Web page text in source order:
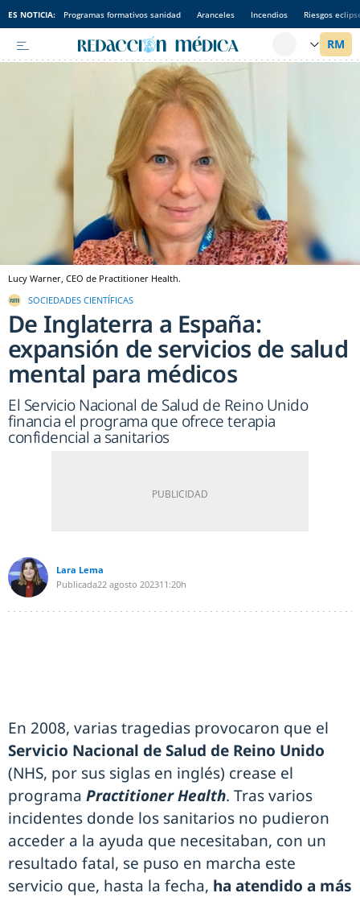
ES NOTICIA: Programas formativos sanidad Aranceles Incendios Riesgos
Lucy Warner, CEO de Practitioner Health.
SOCIEDADES CIENTÍFICAS
De Inglaterra a España:
expansión de servicios de salud
mental para médicos
El Servicio Nacional de Salud de Reino Unido
financia el programa que ofrece terapia
confidencial a sanitarios
Lara Lema
Publicada22 agosto 202311:20h
En 2008, varias tragedias provocaron que el
Servicio Nacional de Salud de Reino Unido
(NHS, por sus siglas en inglés) crease el
programa Practitioner Health. Tras varios
incidentes donde los sanitarios no pudieron
acceder a la ayuda que necesitaban, con un
resultado fatal, se puso en marcha este
servicio que, hasta la fecha, ha atendido a más